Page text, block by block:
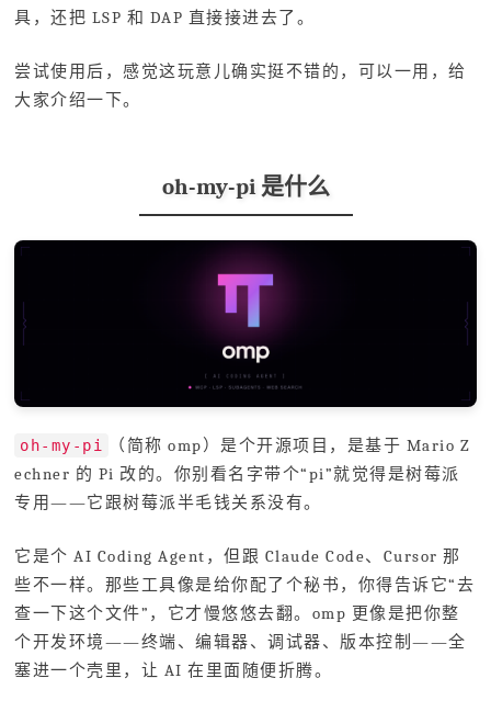
具，还把 LSP 和 DAP 直接接进去了。
尝试使用后，感觉这玩意儿确实挺不错的，可以一用，给
大家介绍一下。
oh-my-pi 是什么
oh-my-pi
（简称 omp）是个开源项目，是基于 Mario Z
echner 的 Pi 改的。你别看名字带个“pi”就觉得是树莓派
专用——它跟树莓派半毛钱关系没有。
它是个 AI Coding Agent，但跟 Claude Code、Cursor 那
些不一样。那些工具像是给你配了个秘书，你得告诉它“去
查一下这个文件”，它才慢悠悠去翻。omp 更像是把你整
个开发环境——终端、编辑器、调试器、版本控制——全
塞进一个壳里，让 AI 在里面随便折腾。